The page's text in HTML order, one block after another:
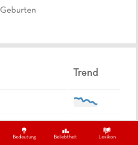
Bedeutung Beliebtheit Lexikon
Geburten
Trend